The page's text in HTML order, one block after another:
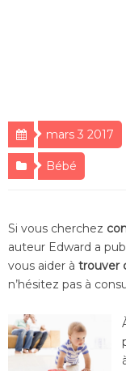
mars 3 2017
Bébé
Si vous cherchez
auteur Edward a
vous aider à trouver
n’hésitez pas à